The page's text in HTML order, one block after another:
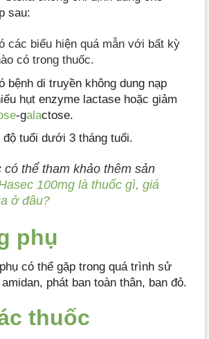
sau:
các biểu hiện quá mẫn với bất kỳ
có trong thuốc.
bệnh di truyền không dung nạp
hụt enzyme lactase hoặc giảm
-galactose.
độ tuổi dưới 3 tháng tuổi.
có thể tham khảo thêm sản
100mg là thuốc gì, giá
ở đâu?
phụ
có thể gặp trong quá trình sử
phát ban toàn thân, ban đỏ.
thuốc